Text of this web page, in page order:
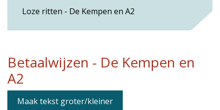
Loze ritten - De Kempen en A2
Betaalwijzen - De Kempen en
A2
Maak tekst groter/kleiner